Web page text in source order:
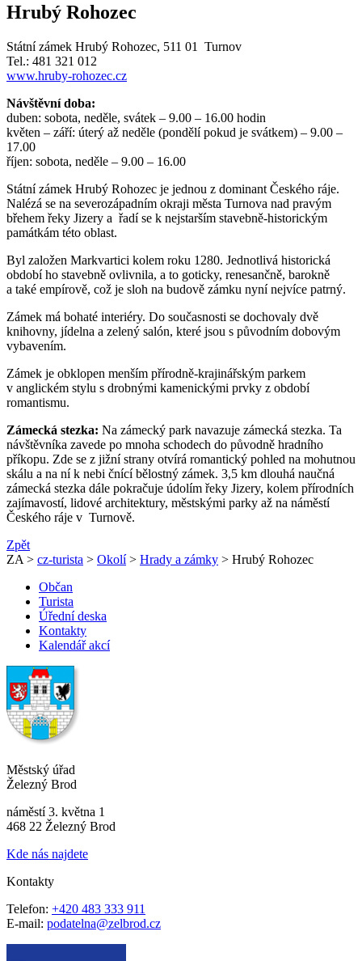
Hrubý Rohozec
Státní zámek Hrubý Rohozec, 511 01 Turnov
Tel.: 481 321 012
www.hruby-rohozec.cz
Návštěvní doba:
duben: sobota, neděle, svátek – 9.00 – 16.00 hodin
květen – září: úterý až neděle (pondělí pokud je svátkem) – 9.00 –
17.00
říjen: sobota, neděle – 9.00 – 16.00
Státní zámek Hrubý Rohozec je jednou z dominant Českého ráje.
Nalézá se na severozápadním okraji města Turnova nad pravým
břehem řeky Jizery a řadí se k nejstarším stavebně-historickým
památkám této oblast.
Byl založen Markvartici kolem roku 1280. Jednotlivá historická
období ho stavebně ovlivnila, a to goticky, renesančně, barokně
a také empírově, což je sloh na budově zámku nyní nejvíce patrný.
Zámek má bohaté interiéry. Do současnosti se dochovaly dvě
knihovny, jídelna a zelený salón, které jsou s původním dobovým
vybavením.
Zámek je obklopen menším přírodně-krajinářským parkem
v anglickém stylu s drobnými kamenickými prvky z období
romantismu.
Zámecká stezka: Na zámecký park navazuje zámecká stezka. Ta
návštěvníka zavede po mnoha schodech do původně hradního
příkopu. Zde se z jižní strany otvírá romantický pohled na mohutnou
skálu a na ní k nebi čnící bělostný zámek. 3,5 km dlouhá naučná
zámecká stezka dále pokračuje údolím řeky Jizery, kolem přírodních
zajímavostí, lidové architektury, městskými parky až na náměstí
Českého ráje v Turnově.
Zpět
ZA > cz-turista > Okolí> Hrady a zámky > Hrubý Rohozec
Občan
Turista
Úřední deska
Kontakty
Kalendář akcí
Městský úřad
Železný Brod
náměstí 3. května 1
468 22 Železný Brod
Kde nás najdete
Kontakty
Telefon: +420 483 333 911
E-mail: podatelna@zelbrod.cz